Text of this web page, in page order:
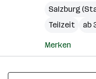
Salzburg
Teilzeit
ab
Merken